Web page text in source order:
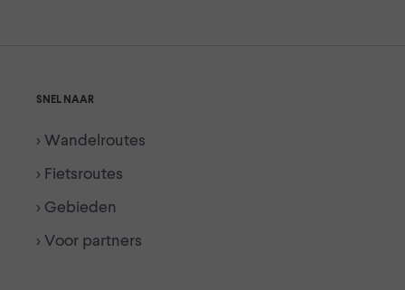
SNEL NAAR
> Wandelroutes
> Fietsroutes
> Gebieden
> Voor partners